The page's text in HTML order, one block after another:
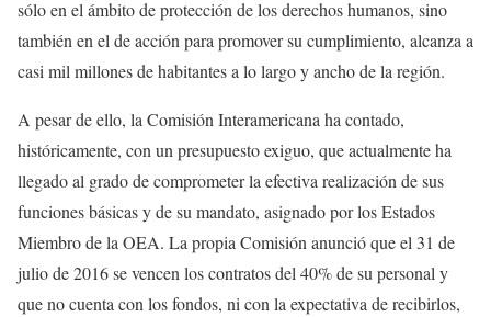
sólo en el ámbito de protección de los derechos humanos, sino
también en el de acción para promover su cumplimiento, alcanza a
casi mil millones de habitantes a lo largo y ancho de la región.
A pesar de ello, la Comisión Interamericana ha contado,
históricamente, con un presupuesto exiguo, que actualmente ha
llegado al grado de comprometer la efectiva realización de sus
funciones básicas y de su mandato, asignado por los Estados
Miembro de la OEA. La propia Comisión anunció que el 31 de
julio de 2016 se vencen los contratos del 40% de su personal y
que no cuenta con los fondos, ni con la expectativa de recibirlos,